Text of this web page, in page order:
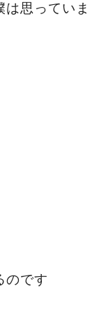
思っていま
のです